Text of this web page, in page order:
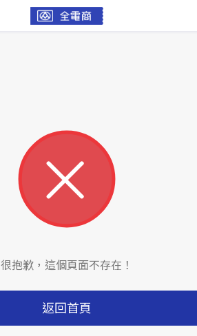
很抱歉，這個頁面不存在！
返回首頁